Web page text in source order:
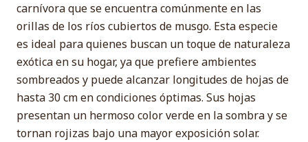
carnívora que se encuentra comúnmente en las
orillas de los ríos cubiertos de musgo. Esta especie
es ideal para quienes buscan un toque de naturaleza
exótica en su hogar, ya que prefiere ambientes
sombreados y puede alcanzar longitudes de hojas de
hasta 30 cm en condiciones óptimas. Sus hojas
presentan un hermoso color verde en la sombra y se
tornan rojizas bajo una mayor exposición solar.